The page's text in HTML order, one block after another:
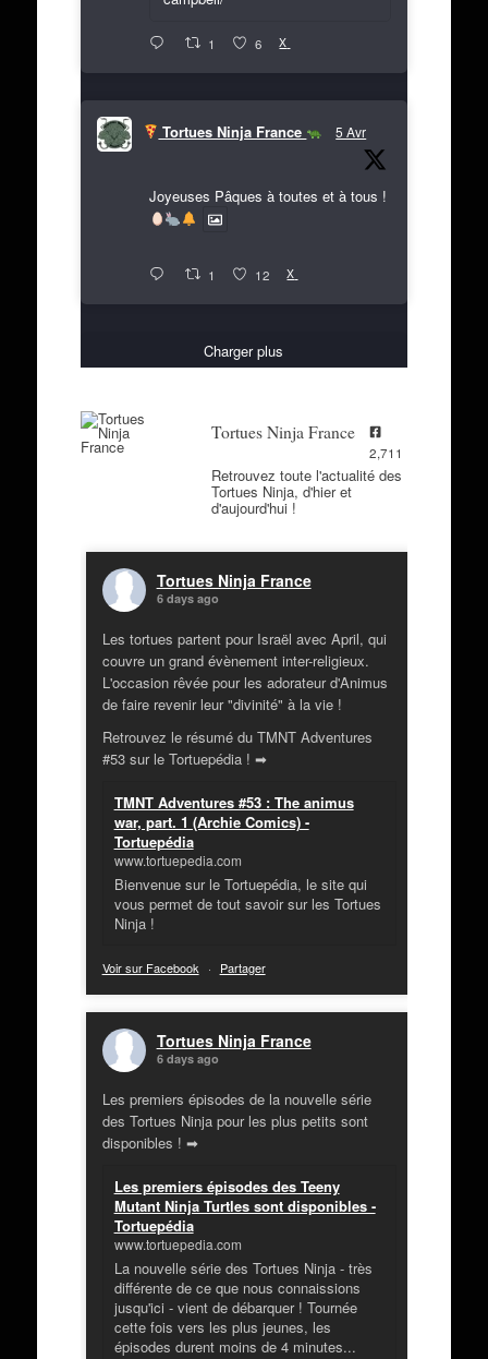
1 6 X
Tortues Ninja France 5 Avr
Joyeuses Pâques à toutes et à tous !
1 12 X
Charger plus
Tortues Ninja France
2,711
Retrouvez toute l'actualité des
Tortues Ninja, d'hier et
d'aujourd'hui !
Tortues Ninja France
6 days ago
Les tortues partent pour Israël avec April, qui
couvre un grand évènement inter-religieux.
L'occasion rêvée pour les adorateur d'Animus
de faire revenir leur "divinité" à la vie !
Retrouvez le résumé du TMNT Adventures
#53 sur le Tortuepédia ! ➡
TMNT Adventures #53 : The animus
war, part. 1 (Archie Comics) -
Tortuepédia
www.tortuepedia.com
Bienvenue sur le Tortuepédia, le site qui
vous permet de tout savoir sur les Tortues
Ninja !
Voir sur Facebook · Partager
Tortues Ninja France
6 days ago
Les premiers épisodes de la nouvelle série
des Tortues Ninja pour les plus petits sont
disponibles ! ➡
Les premiers épisodes des Teeny
Mutant Ninja Turtles sont disponibles -
Tortuepédia
www.tortuepedia.com
La nouvelle série des Tortues Ninja - très
différente de ce que nous connaissions
jusqu'ici - vient de débarquer ! Tournée
cette fois vers les plus jeunes, les
épisodes durent moins de 4 minutes...